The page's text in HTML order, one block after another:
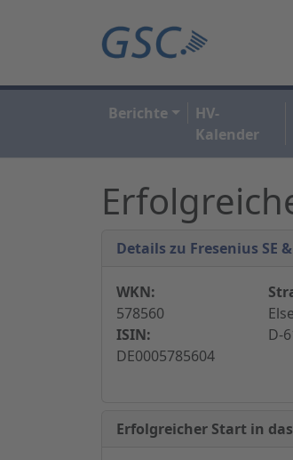
Berichte
HV-
Kalender
Details zu Fresenius SE
WKN:
578560
ISIN:
DE0005785604
D-
Erfolgreicher Start in